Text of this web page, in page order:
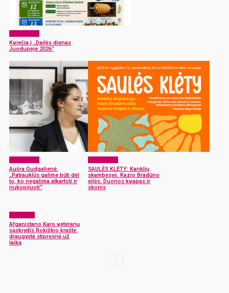
Kviečia į „Dailės dienas
Juodupėje 2026“
Aušra Gudgalienė:
„Patrauklūs galime būti dėl
to, ko negalima atkartoti ir
nukopijuoti“
SAULĖS KLĖTY: Kanklių
skambesys. Kazio Bradūno
eilės. Duonos kvapas ir
skonis
Afganistano Karo veteranų
sąskrydis Rokiškio krašte:
draugystė stipresnė už
laiką